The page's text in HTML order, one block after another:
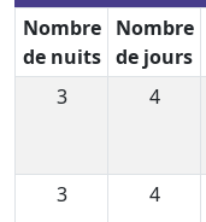
Nombre
de nuits
Nombre
de jours
3
4
3
4